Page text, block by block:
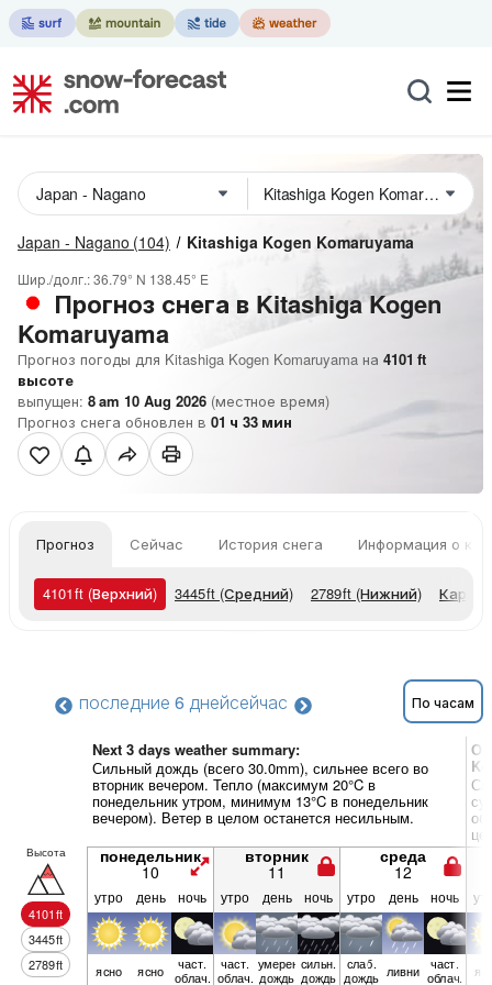
Japan - Nagano (104) Kitashiga Kogen Komaruyama
Шир./долг.:36.79° N 138.45° E
Прогноз снега в Kitashiga Kogen
Komaruyama
Прогноз погоды для Kitashiga Kogen Komaruyama на 4101 ft
высоте
выпущен: 8 am 10 Aug 2026 (местное время)
Прогноз снега обновлен в 01 ч 33 мин
Прогноз Сейчас История снега Информация о
4101ft (Верхний) 3445ft (Средний) 2789ft (Нижний) Карты
последние 6 днейсейчас По часам
Next 3 days weather summary:
Сильный дождь (всего 30.0mm), сильнее всего во
вторник вечером. Тепло (максимум 20°C в
понедельник утром, минимум 13°C в понедельник
вечером). Ветер в целом останется несильным.
Высота
4101ft
3445ft
2789ft
понедельник
10
вторник
11
среда
12
утро день ночь утро день ночь утро день ночь
ясно ясно част.
облач.
част.
облач.
умерен.
дождь
сильн.
дождь
слаб.
дождь ливни част.
облач.